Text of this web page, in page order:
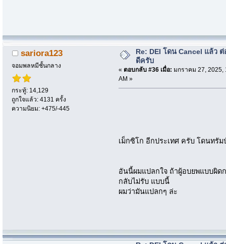
sariora123
จอมพลหมีชั้นกลาง
กระทู้: 14,129
ถูกใจแล้ว: 4131 ครั้ง
ความนิยม: +475/-445
Re: DEI โดน Cancel แล้ว ต่
ดีครับ
« ตอบกลับ #36 เมื่อ: มกราคม 27, 2025,
AM »
เม็กซิโก อีกประเทศ ครับ โดนทรัม
อันนี้ผมแปลกใจ ถ้าผู้อบยพแบบผิด
กลับไม่รับ แบบนี้
ผมว่ามันแปลกๆ ล่ะ